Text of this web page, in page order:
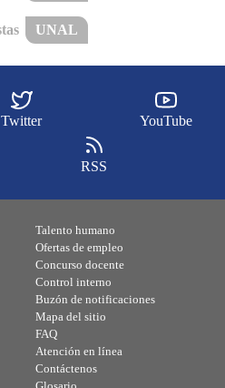
UNAL
Twitter YouTube
RSS
Talento humano
Ofertas de empleo
Concurso docente
Control interno
Buzón de notificaciones
Mapa del sitio
FAQ
Atención en línea
Contáctenos